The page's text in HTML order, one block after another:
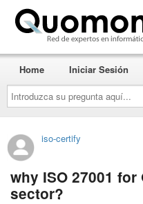
Introduzca
su
pregunta
aquí...
Home Iniciar Sesión
iso-certify
why ISO 27001 for
sector?